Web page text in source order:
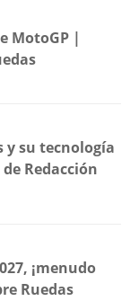
MotoGP |
y su tecnología
Redacción
¡menudo
Ruedas